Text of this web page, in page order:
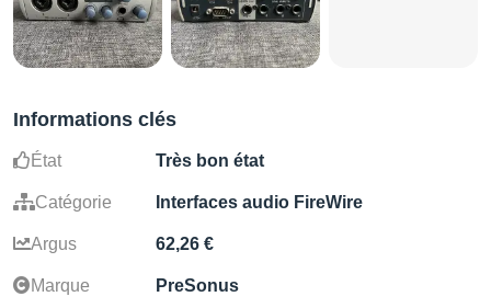
Informations clés
État Très bon état
Catégorie Interfaces audio FireWire
Argus 62,26 €
Marque PreSonus